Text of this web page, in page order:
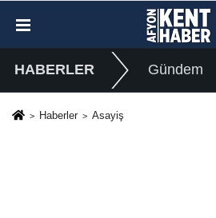
HABERLER Gündem
Haberler Asayiş